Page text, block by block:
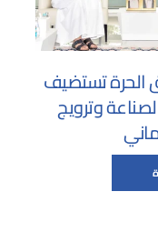
الحرة تستضيف
وترويج